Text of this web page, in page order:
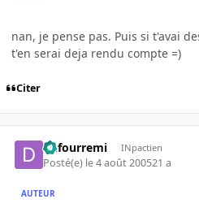
nan, je pense pas. Puis si t'avai
t'en serai deja rendu compte =)
Citer
dufourremi INpactien
Posté(e) le 4 août 200521 a
AUTEUR